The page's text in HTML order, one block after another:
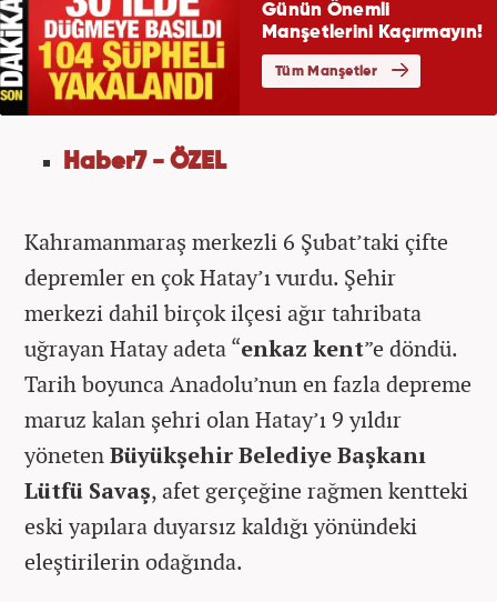
Haber7 - ÖZEL
Kahramanmaraş merkezli 6 Şubat’taki çifte
depremler en çok Hatay’ı vurdu. Şehir
merkezi dahil birçok ilçesi ağır tahribata
uğrayan Hatay adeta “enkaz kent”e döndü.
Tarih boyunca Anadolu’nun en fazla depreme
maruz kalan şehri olan Hatay’ı 9 yıldır
yönetenBüyükşehir Belediye Başkanı
Lütfü Savaş, afet gerçeğine rağmen kentteki
eski yapılara duyarsız kaldığı yönündeki
eleştirilerin odağında.